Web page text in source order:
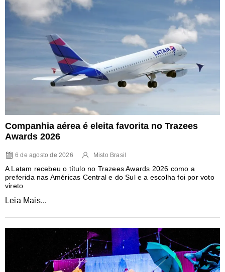
Companhia aérea é eleita favorita no Trazees
Awards 2026
6 de agosto de 2026 Misto Brasil
A Latam recebeu o título no Trazees Awards 2026 como a
preferida nas Américas Central e do Sul e a escolha foi por voto
vireto
Leia Mais...